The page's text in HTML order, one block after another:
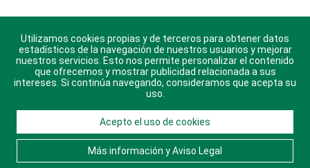
En pocas palabras
Escuchando al corazón
Economía Personal
Descarga nuestras aplicaciones para Android, iOS y
sistema Huawei.
© 2021 Diario Libre, todos los derechos reservados.
Consulta elAviso Legal. Ponte en Contacto
nosotros y conoce más sobre Diario Libre
Utilizamos cookies propias y de terceros para obtener datos
estadísticos de la navegación de nuestros usuarios y mejorar
nuestros servicios. Esto nos permite personalizar el contenido
que ofrecemos y mostrar publicidad relacionada a sus
intereses. Si continúa navegando, consideramos que acepta su
uso.
Acepto el uso de cookies
Más información y Aviso Legal